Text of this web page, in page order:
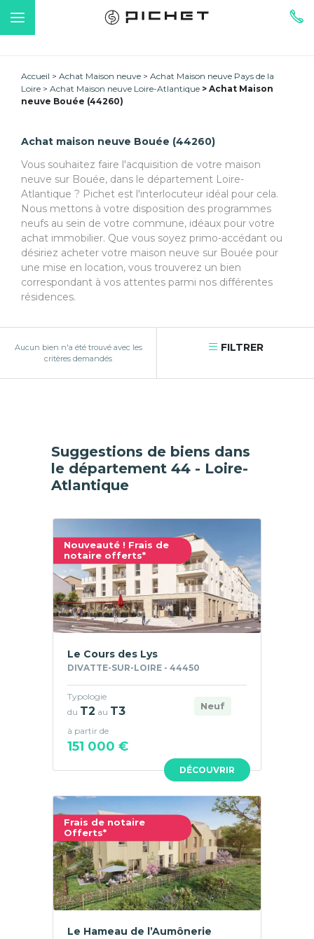
Accueil Achat Maison neuve
Achat Maison neuve Pays de la
Loire
Achat Maison neuve Loire-Atlantique
Achat Maison
neuve Bouée (44260)
Achat maison neuve Bouée (44260)
Vous souhaitez faire l'acquisition de votre maison
neuve sur Bouée, dans le département Loire-
Atlantique ? Pichet est l'interlocuteur idéal pour cela.
Nous mettons à votre disposition des programmes
neufs au sein de votre commune, idéaux pour votre
achat immobilier. Que vous soyez primo-accédant ou
désiriez acheter votre maison neuve sur Bouée pour
une mise en location, vous trouverez un bien
correspondant à vos attentes parmi nos différentes
résidences.
Aucun bien n'a été trouvé avec les
critères demandés
FILTRER
Suggestions de biens dans
le département 44 - Loire-
Atlantique
Nouveauté ! Frais de
notaire offerts*
DÉCOUVRIR
Le Cours des Lys
DIVATTE-SUR-LOIRE - 44450
Neuf
Typologie
du T2 au T3
à partir de
151 000 €
Frais de notaire
Offerts*
Le Hameau de l’Aumônerie